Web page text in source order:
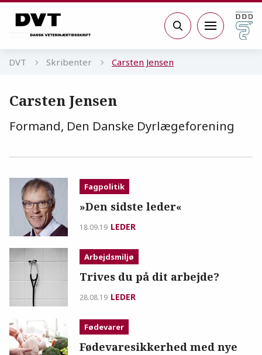
Søg
DVT Skribenter Carsten Jensen
Carsten Jensen
Formand, Den Danske Dyrlægeforening
Fagpolitik
»Den sidste leder«
18.09.19 LEDER
Arbejdsmiljø
Trives du på dit arbejde?
28.08.19 LEDER
Fødevarer
Fødevaresikkerhed med nye